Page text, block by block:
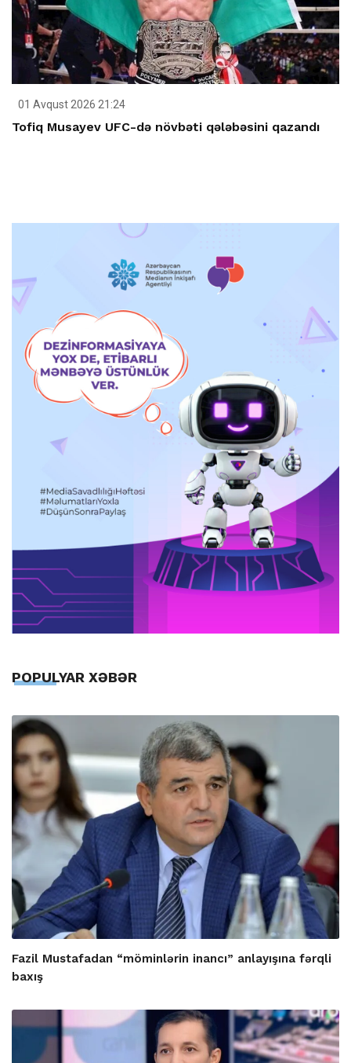
01 Avqust 2026 21:24
Tofiq Musayev UFC-də növbəti qələbəsini qazandı
POPULYAR XƏBƏR
Fazil Mustafadan “möminlərin inancı” anlayışına fərqli
baxış